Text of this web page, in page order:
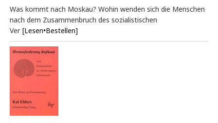
Was kommt nach Moskau? Wohin wenden sich die Menschen
nach dem Zusammenbruch des sozialistischen
Ver [Lesen•Bestellen]